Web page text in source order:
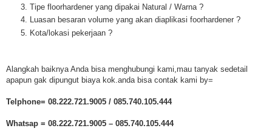
Tipe floorhardener yang dipakai Natural / Warna ?
Luasan besaran volume yang akan diaplikasi foorhardener ?
Kota/lokasi pekerjaan ?
Alangkah baiknya Anda bisa menghubungi kami,mau tanyak sedetail
apapun gak dipungut biaya kok.anda bisa contak kami by=
Telphone= 08.222.721.9005 / 085.740.105.444
Whatsap = 08.222.721.9005 – 085.740.105.444